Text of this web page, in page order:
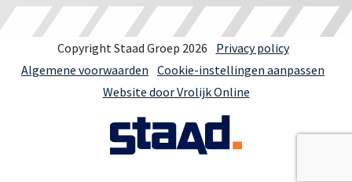
Copyright Staad Groep 2026
Privacy policy
Algemene voorwaarden Cookie-instellingen aanpassen
Website door Vrolijk Online